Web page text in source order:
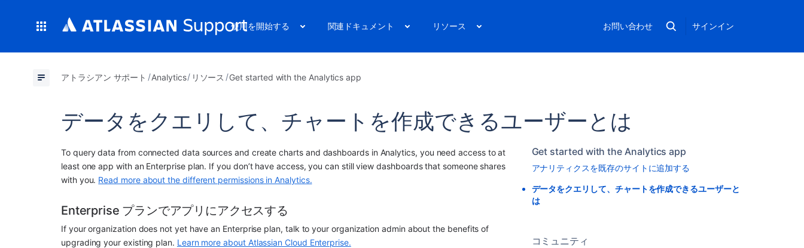
使用を開始する 関連ドキュメント リソース お問い合わせ サインイン
アトラシアン サポート Analytics リソース Get started with the Analytics app
データをクエリして、チャートを作成できるユーザーとは
To query data from connected data sources and create charts and dashboards in Analytics, you need access to at
least one app with an Enterprise plan. If you don’t have access, you can still view dashboards that someone shares
with you. Read more about the different permissions in Analytics.
Enterprise プランでアプリにアクセスする
If your organization does not yet have an Enterprise plan, talk to your organization admin about the benefits of
upgrading your existing plan. Learn more about Atlassian Cloud Enterprise.
Get started with the Analytics app
アナリティクスを既存のサイトに追加する
データをクエリして、チャートを作成できるユーザーと
は
コミュニティ